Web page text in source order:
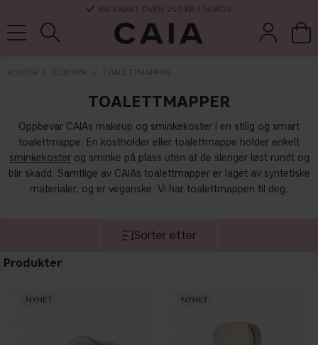
3-5 DAGERS LEVERANSTID
KOSTER & TILBEHØR TOALETTMAPPER
TOALETTMAPPER
Oppbevar CAIAs makeup og sminkekoster i en stilig og smart
toalettmappe. En kostholder eller toalettmappe holder enkelt
sminkekosterog sminke på plass uten at de slenger løst rundt og
blir skadd. Samtlige av CAIAs toalettmapper er laget av syntetiske
materialer, og er veganske. Vi har toalettmappen til deg.
Sorter etter
Produkter
NYHET NYHET
kits & sets tørrsjampo